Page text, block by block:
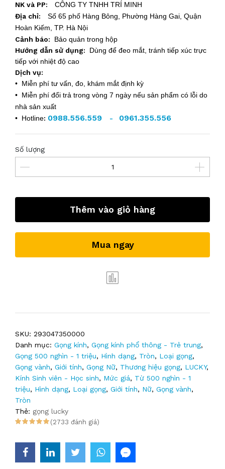
NK và PP:
CÔNG TY TNHH TRÍ MINH
Địa chỉ:
Số 65 phố Hàng Bông, Phường Hàng Gai, Quận
Hoàn Kiếm, TP. Hà Nội
Cảnh báo: Bảo quản trong hộp
Hướng dẫn sử dụng: Dùng để đeo mắt, tránh tiếp xúc trực
tiếp với nhiệt độ cao
Dịch vụ:
• Miễn phí tư vấn, đo, khám mắt định kỳ
• Miễn phí đổi trả trong vòng 7 ngày nếu sản phẩm có lỗi do
nhà sản xuất
• Hotline: 0988.556.559 - 0961.355.556
Số lượng
Thêm vào giỏ hàng
Mua ngay
SKU: 293047350000
Danh mục: Gọng kính, Gọng kính phổ thông - Trẻ trung,
Gọng 500 nghìn - 1 triệu, Hình dạng, Tròn, Loại gọng,
Gọng vành, Giới tính, Gọng Nữ, Thương hiệu gọng, LUCKY,
Kính Sinh viên - Học sinh, Mức giá, Từ 500 nghìn - 1
triệu, Hình dạng, Loại gọng, Giới tính, Nữ, Gọng vành,
Tròn
Thẻ: gọng lucky
(2733 đánh giá)